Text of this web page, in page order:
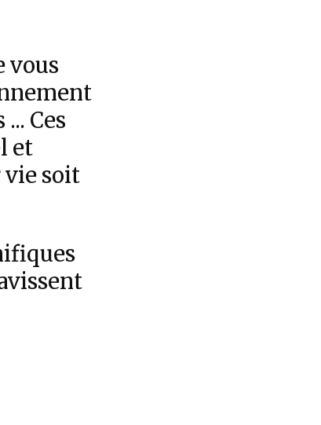
vous
Ces
et
vie soit